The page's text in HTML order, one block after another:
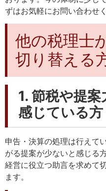
ずはお気軽にお問い合わせく
他の税理士
切り替える
1. 節税や提
感じている方
申告・決算の処理は行えて
がる提案が少ないと感じる
経営に役立つ助言を求めて
ます。